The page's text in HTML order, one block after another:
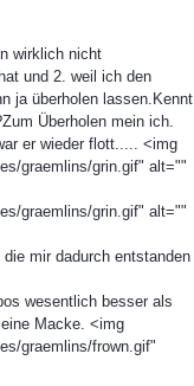
wirklich nicht
und 2. weil ich den
ja überholen lassen.Kennt
Überholen mein ich.
er wieder flott..... <img
graemlins/grin.gif" alt=""
graemlins/grin.gif" alt=""
mir dadurch entstanden
wesentlich besser als
Macke. <img
graemlins/frown.gif"